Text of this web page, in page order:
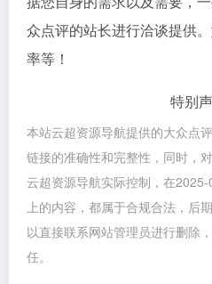
众点评的站长进行洽谈提供
率等！
特别
本站云超资源导航提供的大众点
链接的准确性和完整性，同时，
云超资源导航实际控制，在
上的内容，都属于合规合法，后
以直接联系网站管理员进行删除
任。